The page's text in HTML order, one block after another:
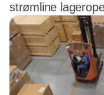
strømline